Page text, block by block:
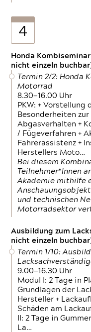
4
Honda
nicht einzeln
Termin 2/2: Honda
Motorrad
8.30—16.00 Uhr
PKW: +
Besonderheiten
Abgasverhalten +
/ Fügeverfahren +
Fahrerassistenz +
Herstellers Moto…
Bei diesem
Teilnehmer*Innen
Akademie mithilfe
und technischen
Motorradsektor
Ausbildung zum
nicht einzeln
Termin 1/10:
9.00—16.30 Uhr
Modul I: 2 Tage in
Grundlagen der
Hersteller +
Schäden am
II: 2 Tage in
La…